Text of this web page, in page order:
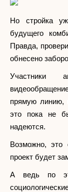
Но стройка
будущего
Правда,
обнесено
Участники
прямую линию,
это пока не
надеются.
Возможно, это
проект будет
А ведь по